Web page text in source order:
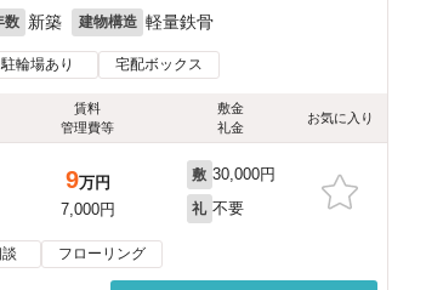
数 新築 建物構造 軽量鉄骨
駐輪場あり 宅配ボックス
賃料
管理費等
敷金
礼金
お気に入り
9万円
7,000円
敷 30,000円
礼 不要
フローリング